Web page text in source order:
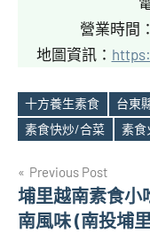
營業時間
地圖資訊：
Tags
十方養生素食 台東
素食快炒/合菜
素食
文
章
Previous Post
埔里越南素食小
南風味 (南投埔